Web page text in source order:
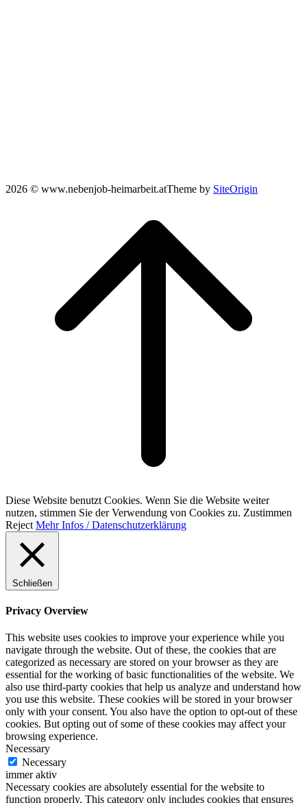
2026 © www.nebenjob-heimarbeit.atTheme by SiteOrigin
Diese Website benutzt Cookies. Wenn Sie die Website weiter
nutzen, stimmen Sie der Verwendung von Cookies zu. Zustimmen
Reject Mehr Infos / Datenschutzerklärung
Schließen
Privacy Overview
This website uses cookies to improve your experience while you
navigate through the website. Out of these, the cookies that are
categorized as necessary are stored on your browser as they are
essential for the working of basic functionalities of the website. We
also use third-party cookies that help us analyze and understand how
you use this website. These cookies will be stored in your browser
only with your consent. You also have the option to opt-out of these
cookies. But opting out of some of these cookies may affect your
browsing experience.
Necessary
Necessary
immer aktiv
Necessary cookies are absolutely essential for the website to
function properly. This category only includes cookies that ensures